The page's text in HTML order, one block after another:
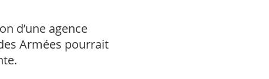
d’une agence
Armées pourrait